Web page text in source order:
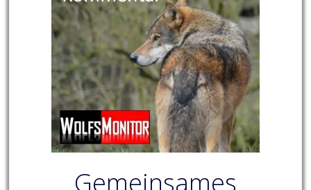
Gemeinsames